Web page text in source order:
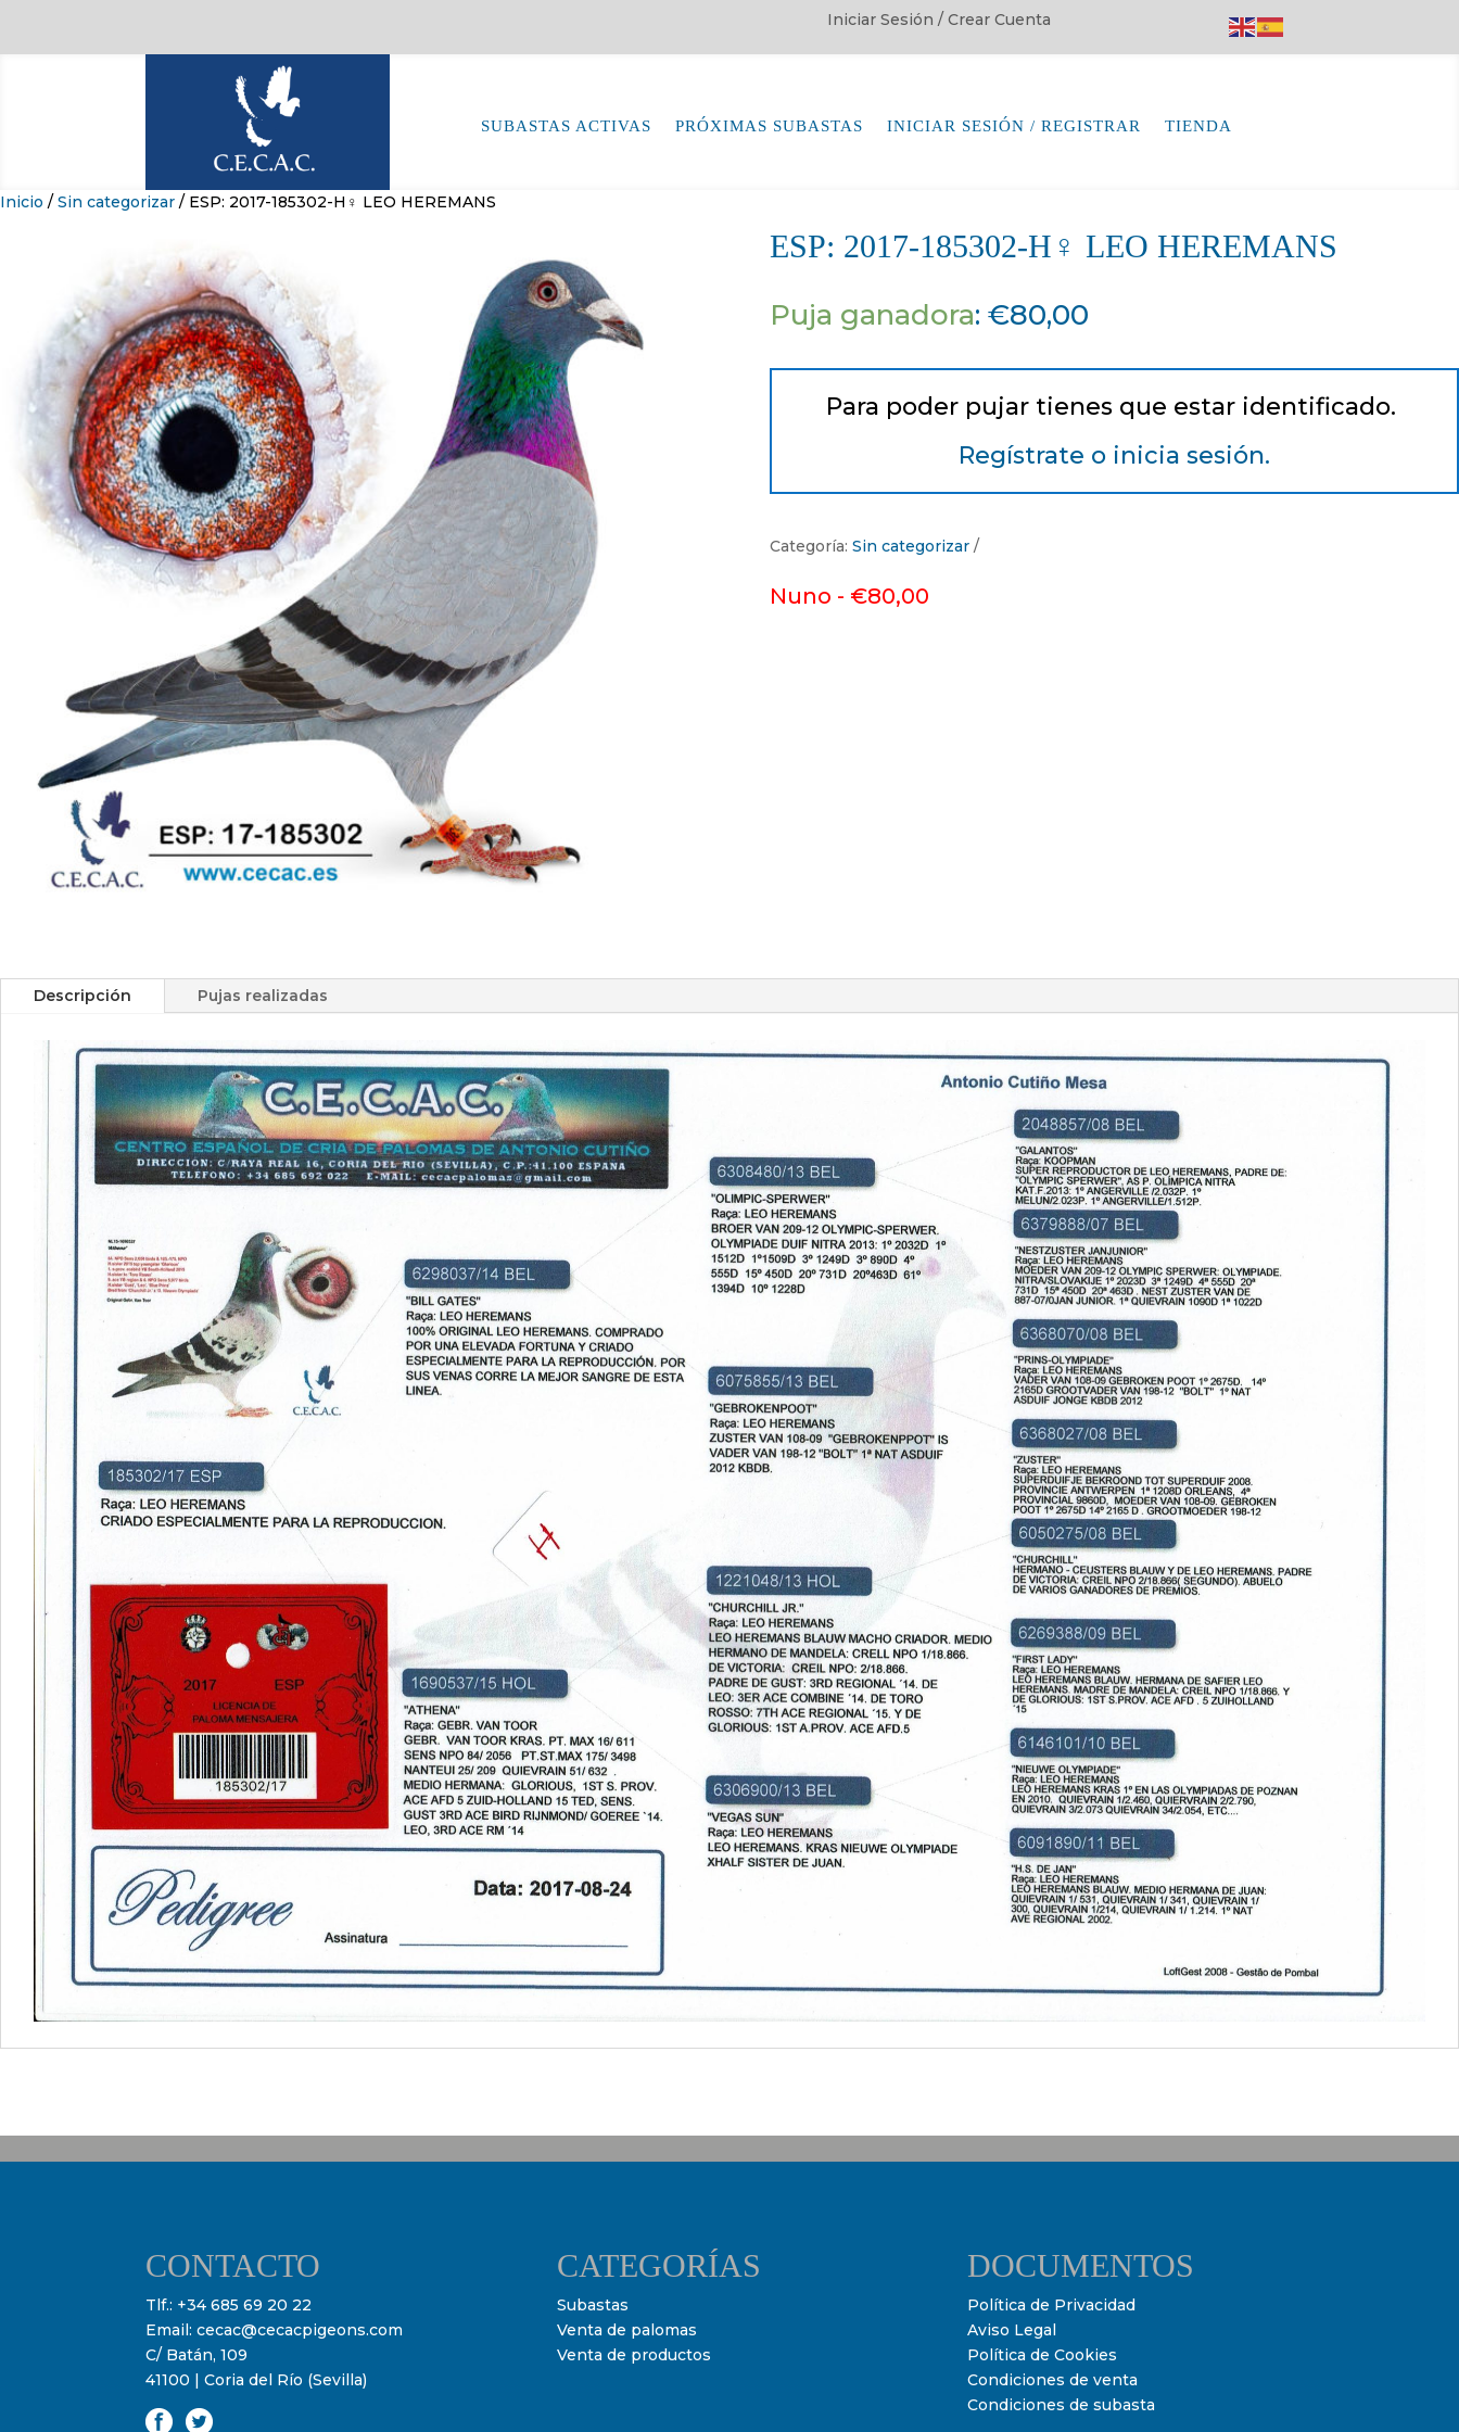
Iniciar Sesión / Crear Cuenta
SUBASTAS ACTIVAS PRÓXIMAS SUBASTAS INICIAR SESIÓN / REGISTRAR TIENDA
Inicio / Sin categorizar / ESP: 2017-185302-H♀ LEO HEREMANS
ESP: 2017-185302-H♀ LEO HEREMANS
Puja ganadora: €80,00
Para poder pujar tienes que estar identificado.
Regístrate o inicia sesión.
Categoría: Sin categorizar
Nuno - €80,00
Descripción Pujas realizadas
CONTACTO
Tlf.: +34 685 69 20 22
Email:cecac@cecacpigeons.com
C/ Batán, 109
41100 | Coria del Río (Sevilla)
CATEGORÍAS
Subastas
Venta de palomas
Venta de productos
DOCUMENTOS
Política de Privacidad
Aviso Legal
Política de Cookies
Condiciones de venta
Condiciones de subasta